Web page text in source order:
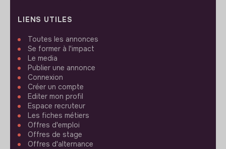
LIENS UTILES
Toutes les annonces
Se former à l'impact
Le media
Publier une annonce
Connexion
Créer un compte
Editer mon profil
Espace recruteur
Les fiches métiers
Offres d'emploi
Offres de stage
Offres d'alternance